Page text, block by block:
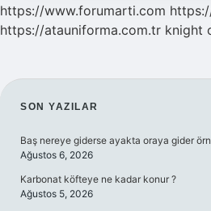
https://www.forumarti.com
https://atauniforma.com.tr knight
SIDEBAR
SON YAZILAR
Baş nereye giderse ayakta oraya gider
Ağustos 6, 2026
Karbonat köfteye ne kadar konur ?
Ağustos 5, 2026